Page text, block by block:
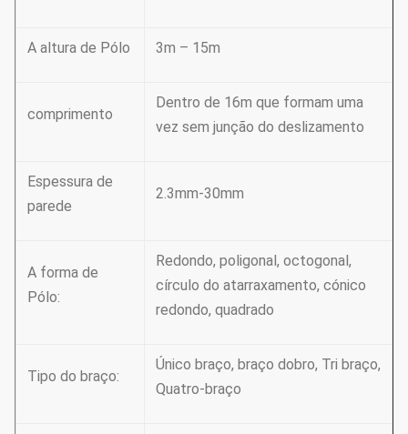
A altura de Pólo 3m – 15m
comprimento
Dentro de 16m que formam uma
vez sem junção do deslizamento
Espessura de
parede
2.3mm-30mm
A forma de
Pólo:
Redondo, poligonal, octogonal,
círculo do atarraxamento, cónico
redondo, quadrado
Tipo do braço:
Único braço, braço dobro, Tri braço,
Quatro-braço